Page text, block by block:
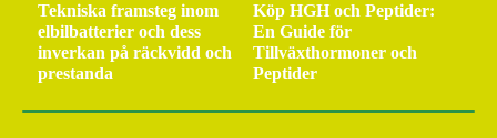
Tekniska framsteg inom
elbilbatterier och dess
inverkan på räckvidd och
prestanda
Köp HGH och Peptider:
En Guide för
Tillväxthormoner och
Peptider